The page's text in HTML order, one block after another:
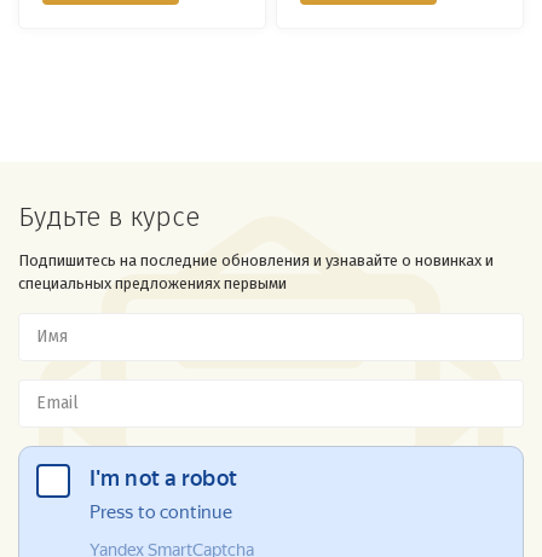
Будьте в курсе
Подпишитесь на последние обновления и узнавайте о новинках и
специальных предложениях первыми